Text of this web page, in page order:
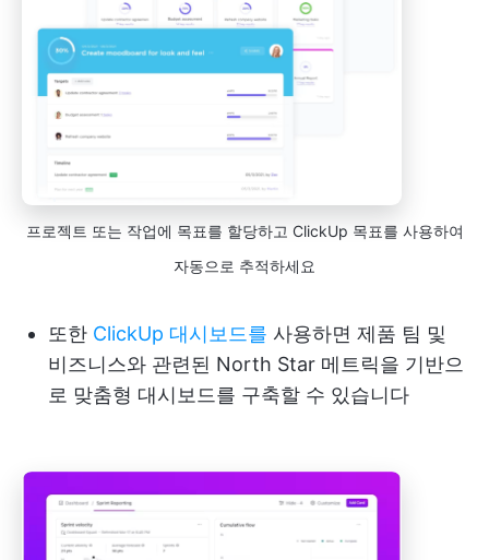
프로젝트 또는 작업에 목표를 할당하고 ClickUp 목표를 사용하여
자동으로 추적하세요
또한 ClickUp 대시보드를 사용하면 제품 팀 및
비즈니스와 관련된 North Star 메트릭을 기반으
로 맞춤형 대시보드를 구축할 수 있습니다